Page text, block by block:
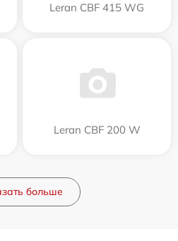
Leran CBF 415 WG
Leran CBF 200 W
больше